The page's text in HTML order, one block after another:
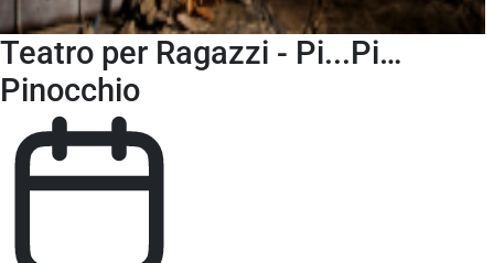
Teatro per Ragazzi - Pi...Pi…
Pinocchio